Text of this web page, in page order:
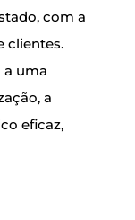
com a
clientes.
a uma
a
eficaz,